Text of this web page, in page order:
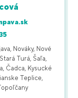
Nováky, Nové
Turá, Šaľa,
Čadca, Kysucké
Teplice,